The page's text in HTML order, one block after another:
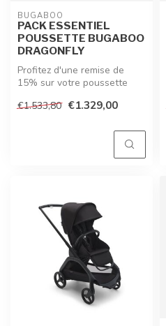
BUGABOO
PACK ESSENTIEL
POUSSETTE BUGABOO
DRAGONFLY
Profitez d'une remise de
15% sur votre poussette
essen...
€1.533,80 €1.329,00